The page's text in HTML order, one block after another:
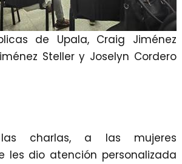
de Upala, Craig Jiménez
Steller y Joselyn Cordero
charlas, a las mujeres
les dio atención personalizada